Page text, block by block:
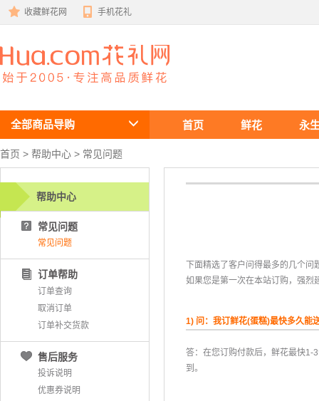
收藏鲜花网 手机花礼
鲜花速递
全部商品导购 首页 鲜花 永
首页 > 帮助中心 > 常见问题
下面精选了客户问得最多的几个
如果您是第一次在本站订购，强烈
1) 问：我订鲜花(蛋糕)最快多久能
答：在您订购付款后，鲜花最快1-
到。
帮助中心
常见问题
常见问题
订单帮助
订单查询
取消订单
订单补交货款
售后服务
投诉说明
优惠券说明